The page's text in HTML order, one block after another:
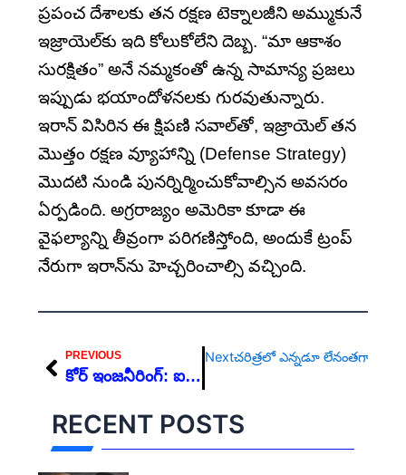
ప్రపంచ దేశాలకు తన రక్షణ టెక్నాలజీని అమ్ముకునే
ఇజ్రాయెల్‌కు ఇది కోలుకోలేని దెబ్బ. “మా ఆకాశం
సురక్షితం” అనే నమ్మకంతో ఉన్న సామాన్య ప్రజలు
ఇప్పుడు భయాందోళనలకు గురవుతున్నారు.
ఇరాన్ విసిరిన ఈ క్షిపణి సవాల్‌తో, ఇజ్రాయెల్ తన
మొత్తం రక్షణ వ్యూహాన్ని (Defense Strategy)
మొదటి నుండి పునర్నిర్మించుకోవాల్సిన అవసరం
ఏర్పడింది. అగ్రరాజ్యం అమెరికా కూడా ఈ
వైఫల్యాన్ని తీవ్రంగా పరిగణిస్తోంది, అందుకే ట్రంప్
నేరుగా ఇరాన్‌ను హెచ్చరించాల్సి వచ్చింది.
Prev
PREVIOUS
​కోర్ ఇంజనీరింగ్: ఐటీని మించిన కెరీర్ అవకాశాలు
Nextచరిత్రలో ఎన్నడూ లేనంతగా
RECENT POSTS